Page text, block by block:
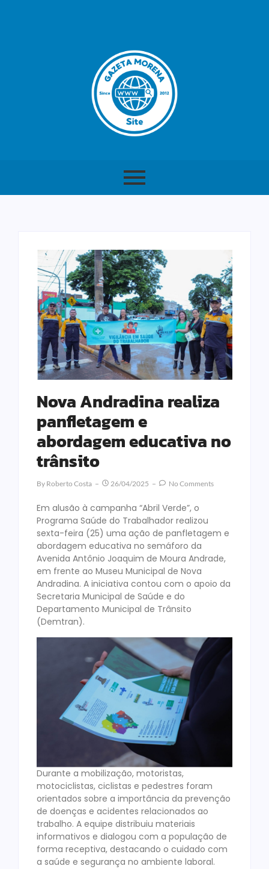
Nova Andradina realiza
panfletagem e
abordagem educativa no
trânsito
By Roberto Costa 26/04/2025 No Comments
Em alusão à campanha “Abril Verde”, o
Programa Saúde do Trabalhador realizou
sexta-feira (25) uma ação de panfletagem e
abordagem educativa no semáforo da
Avenida Antônio Joaquim de Moura Andrade,
em frente ao Museu Municipal de Nova
Andradina. A iniciativa contou com o apoio da
Secretaria Municipal de Saúde e do
Departamento Municipal de Trânsito
(Demtran).
Durante a mobilização, motoristas,
motociclistas, ciclistas e pedestres foram
orientados sobre a importância da prevenção
de doenças e acidentes relacionados ao
trabalho. A equipe distribuiu materiais
informativos e dialogou com a população de
forma receptiva, destacando o cuidado com
a saúde e segurança no ambiente laboral.